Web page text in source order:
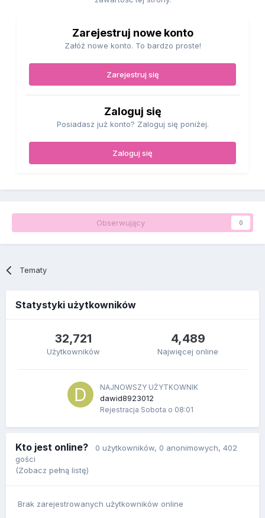
Zarejestruj nowe konto
Załóż nowe konto. To bardzo proste!
Zarejestruj się
Zaloguj się
Posiadasz już konto? Zaloguj się poniżej.
Zaloguj się
Obserwujący 0
Tematy
Statystyki użytkowników
32,721
Użytkowników
4,489
Najwięcej online
NAJNOWSZY UŻYTKOWNIK
dawid8923012
Rejestracja Sobota o 08:01
Kto jest online? 0 użytkowników, 0 anonimowych, 402
gości
(Zobacz pełną listę)
Brak zarejestrowanych użytkowników online